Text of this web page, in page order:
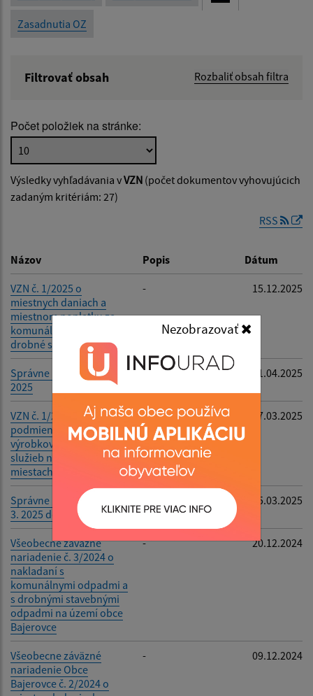
Nezobrazovať
Zasadnutia OZ
Filtrovať obsah Rozbaliť obsah filtra
Popis:
Dátum zverejnenia od:
Platnosť od:
Platnosť do:
Počet položiek na stránke:
Výsledky vyhľadávania vVZN (počet dokumentov vyhovujúcich
zadaným kritériám: 27)
RSS
Názov Popis Dátum
VZN č. 1/2025 o
miestnych daniach a
miestnom poplatku za
komunálne odpady a
drobné stavebné odpady
- 15.12.2025
Správne poplatky od 1. 4.
2025
- 01.04.2025
VZN č. 1/2025 o určení
podmienok predaja
výrobkov a poskytovaní
služieb na trhových
miestach v obci
- 17.03.2025
Správne poplatky od 15.
3. 2025 do 31. 3. 2025
15.03.2025
Všeobecne záväzné
nariadenie č. 3/2024 o
nakladaní s
komunálnymi odpadmi a
s drobnými stavebnými
odpadmi na území obce
Bajerovce
- 20.12.2024
Všeobecne záväzné
nariadenie Obce
Bajerovce č. 2/2024 o
- 09.12.2024